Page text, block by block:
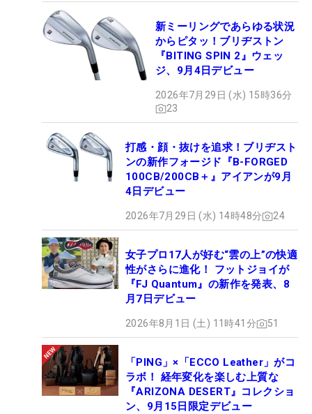
新ミーリングであらゆる状況
からピタッ！ブリヂストン
『BITING SPIN 2』ウェッ
ジ、9月4日デビュー
2026年7月29日 (水) 15時36分
23
打感・顔・抜けを追求！ブリヂスト
ンの新作フォージド『B-FORGED
100CB/200CB＋』アイアンが9月
4日デビュー
2026年7月29日 (水) 14時48分 24
女子プロ17人が好む“雲の上”の快適
性がさらに進化！ フットジョイが
『FJ Quantum』の新作を発表、8
月7日デビュー
2026年8月1日 (土) 11時41分 51
「PING」×「ECCO Leather」がコ
ラボ！ 経年変化を楽しむ上質な
『ARIZONA DESERT』コレクショ
ン、9月15日限定デビュー